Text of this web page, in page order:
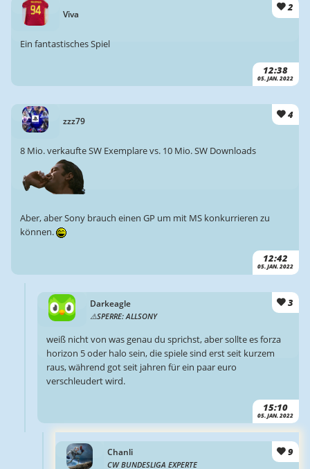
Viva
2
12:38
05. JAN. 2022
Ein fantastisches Spiel
zzz79
4
12:42
05. JAN. 2022
8 Mio. verkaufte SW Exemplare vs. 10 Mio. SW Downloads
Aber, aber Sony brauch einen GP um mit MS konkurrieren zu
können.
Darkeagle
SPERRE: ALLSONY
3
15:10
05. JAN. 2022
weiß nicht von was genau du sprichst, aber sollte es forza
horizon 5 oder halo sein, die spiele sind erst seit kurzem
raus, während got seit jahren für ein paar euro
verschleudert wird.
Chanli
CW BUNDESLIGA EXPERTE
9